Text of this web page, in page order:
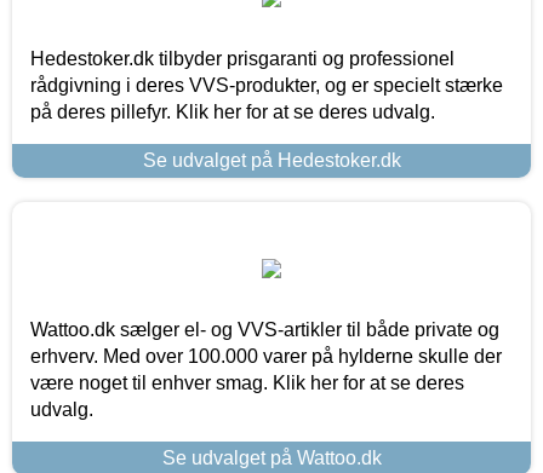
Hedestoker.dk tilbyder prisgaranti og professionel
rådgivning i deres VVS-produkter, og er specielt stærke
på deres pillefyr. Klik her for at se deres udvalg.
Se udvalget på Hedestoker.dk
Wattoo.dk sælger el- og VVS-artikler til både private og
erhverv. Med over 100.000 varer på hylderne skulle der
være noget til enhver smag. Klik her for at se deres
udvalg.
Se udvalget på Wattoo.dk